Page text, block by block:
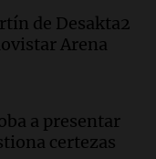
de Desakta2
Arena
a presentar
certezas